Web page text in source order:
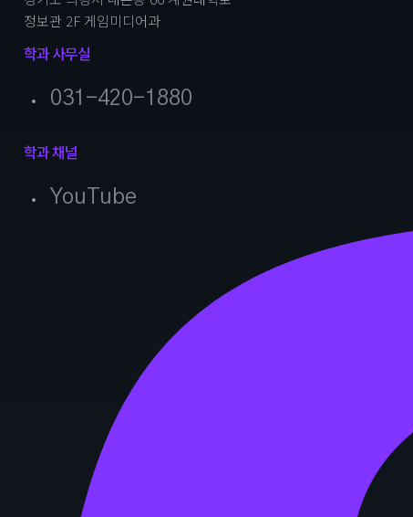
정보관 2F 게임미디어과
학과 사무실
031-420-1880
학과 채널
YouTube